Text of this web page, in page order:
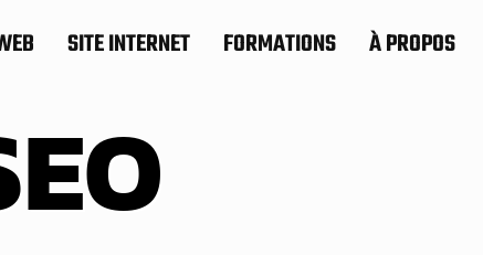
SITE INTERNET FORMATIONS À PROPOS